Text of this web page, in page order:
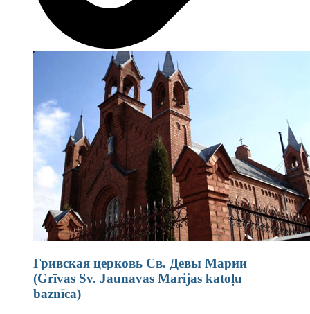
Гривская церковь Св. Девы Марии
(Grīvas Sv. Jaunavas Marijas katoļu
baznīca)